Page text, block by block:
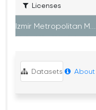
Licenses
Izmir Metropolitan M...
Datasets About